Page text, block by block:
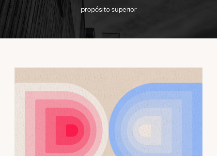
propósito superior